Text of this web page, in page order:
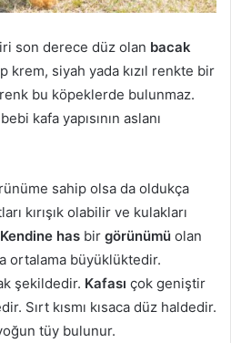
son derece düz olan bacak
krem, siyah yada kızıl renkte bir
bu köpeklerde bulunmaz.
kafa yapısının aslanı
sahip olsa da oldukça
kırışık olabilir ve kulakları
Kendine has bir görünümü olan
ortalama büyüklüktedir.
şekildedir. Kafası çok geniştir
Sırt kısmı kısaca düz haldedir.
tüy bulunur.